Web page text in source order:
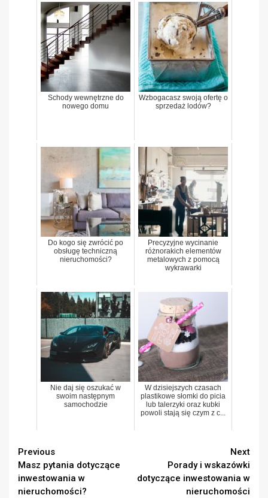
Schody wewnętrzne do
nowego domu
Wzbogacasz swoją ofertę o
sprzedaż lodów?
Do kogo się zwrócić po
obsługę techniczną
nieruchomości?
Precyzyjne wycinanie
różnorakich elementów
metalowych z pomocą
wykrawarki
Nie daj się oszukać w
swoim następnym
samochodzie
W dzisiejszych czasach
plastikowe słomki do picia
lub talerzyki oraz kubki
powoli stają się czym z c...
Continue
Reading
Previous
Masz pytania dotyczące
inwestowania w
nieruchomości?
Next
Porady i wskazówki
dotyczące inwestowania w
nieruchomości